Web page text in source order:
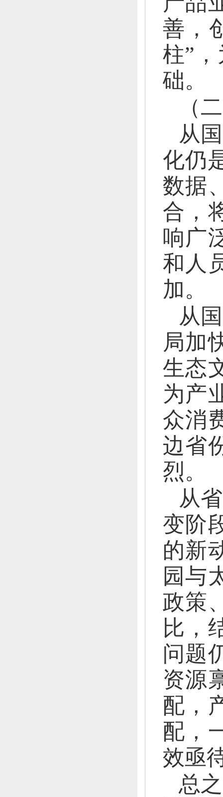
善，
柱”，
础。
（
从
化仍
数据
合，
响广
和人
加。
从
局加
生态
为产
众消
边省
烈。
从
变阶
的新
园与
政策
比，
问题
资源
配，
配，
效亟
总